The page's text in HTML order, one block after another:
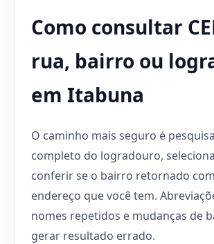
Como consultar
rua, bairro ou
em Itabuna
O caminho mais seguro é
completo do logradouro,
conferir se o bairro retornado
endereço que você tem.
nomes repetidos e mudanças de
gerar resultado errado.